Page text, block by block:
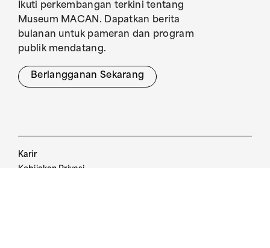
Ikuti perkembangan terkini tentang
Museum MACAN. Dapatkan berita
bulanan untuk pameran dan program
publik mendatang.
Berlangganan Sekarang
Karir
Kebijakan Privasi